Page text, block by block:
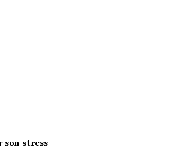
son stress